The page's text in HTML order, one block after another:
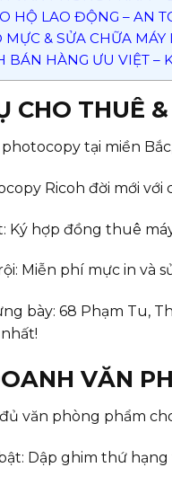
HỘ LAO ĐỘNG – AN
& SỬA CHỮA MÁY
BÁN HÀNG ƯU VIỆT –
CHO THUÊ
photocopy tại miền
Ricoh đời mới
Ký hợp đồng thuê
Miễn phí mực in và
bày: 68 Phạm Tu,
VĂN
đủ văn phòng phẩm
Dập ghim thứ